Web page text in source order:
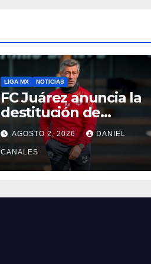
LIGA MX NOTICIAS
FC Juárez anuncia la
destitución de
Pedro Caixinha
AGOSTO 2, 2026 DANIEL
CANALES